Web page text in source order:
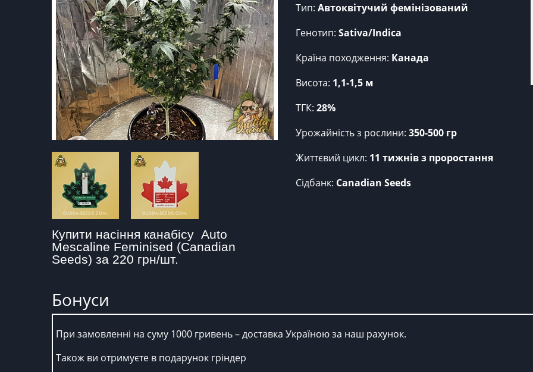
Купити насіння канабісу  Auto
Mescaline Feminised (Canadian
Seeds) за 220 грн/шт.
Тип: Автоквітучий фемінізований
Генотип: Sativa/Indica
Країна походження: Канада
Висота: 1,1-1,5 м
ТГК: 28%
Урожайність з рослини: 350-500 гр
Життєвий цикл: 11 тижнів з проростання
Сідбанк: Canadian Seeds
Бонуси
При замовленні на суму 1000 гривень – доставка Україною за наш рахунок.
Також ви отримуєте в подарунок гріндер